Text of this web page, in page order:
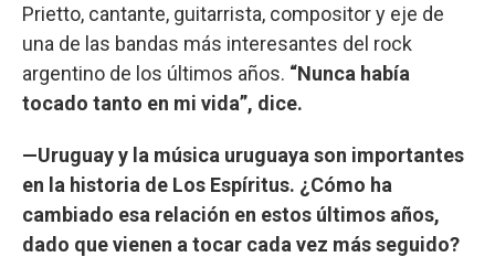
Prietto, cantante, guitarrista, compositor y eje de
una de las bandas más interesantes del rock
argentino de los últimos años. “Nunca había
tocado tanto en mi vida”, dice.
—Uruguay y la música uruguaya son importantes
en la historia de Los Espíritus. ¿Cómo ha
cambiado esa relación en estos últimos años,
dado que vienen a tocar cada vez más seguido?